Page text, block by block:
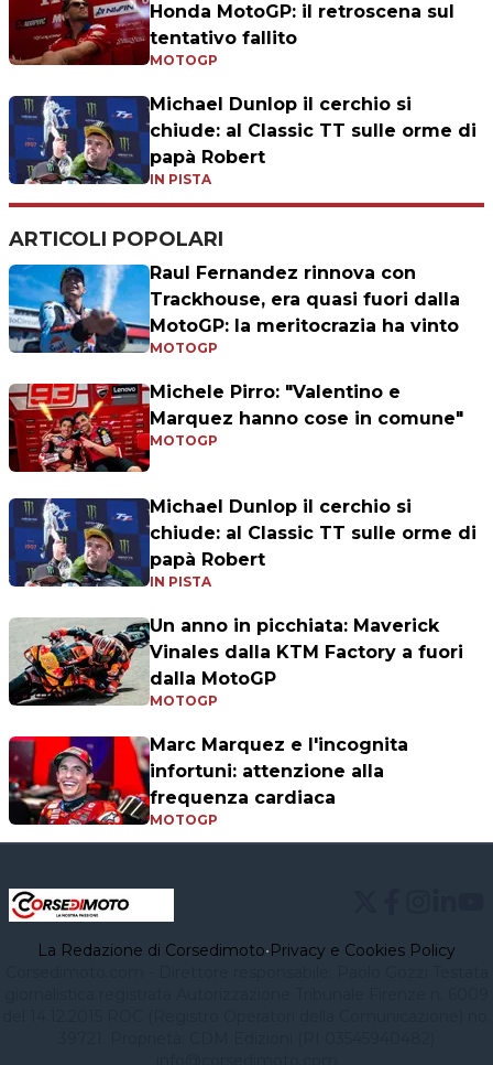
Honda MotoGP: il retroscena sul
tentativo fallito
MOTOGP
Michael Dunlop il cerchio si
chiude: al Classic TT sulle orme di
papà Robert
IN PISTA
ARTICOLI POPOLARI
Raul Fernandez rinnova con
Trackhouse, era quasi fuori dalla
MotoGP: la meritocrazia ha vinto
MOTOGP
Michele Pirro: "Valentino e
Marquez hanno cose in comune"
MOTOGP
Michael Dunlop il cerchio si
chiude: al Classic TT sulle orme di
papà Robert
IN PISTA
Un anno in picchiata: Maverick
Vinales dalla KTM Factory a fuori
dalla MotoGP
MOTOGP
Marc Marquez e l'incognita
infortuni: attenzione alla
frequenza cardiaca
MOTOGP
La Redazione di Corsedimoto•Privacy e Cookies Policy